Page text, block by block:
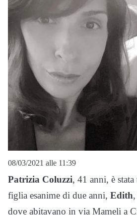
08/03/2021 alle 11:39
Patrizia Coluzzi, 41 anni, è
figlia esanime di due anni, Edith
dove abitavano in via Mameli a